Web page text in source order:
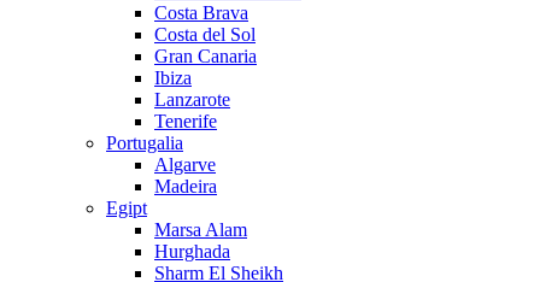
Costa Brava
Costa del Sol
Gran Canaria
Ibiza
Lanzarote
Tenerife
Portugalia
Algarve
Madeira
Egipt
Marsa Alam
Hurghada
Sharm El Sheikh